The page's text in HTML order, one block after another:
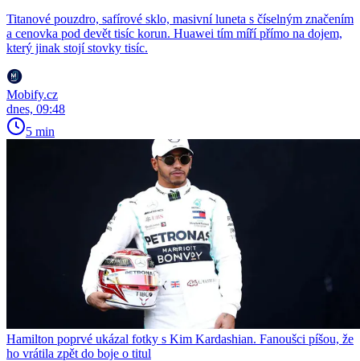
Titanové pouzdro, safírové sklo, masivní luneta s číselným značením
a cenovka pod devět tisíc korun. Huawei tím míří přímo na dojem,
který jinak stojí stovky tisíc.
Mobify.cz
dnes, 09:48
5 min
Hamilton poprvé ukázal fotky s Kim Kardashian. Fanoušci píšou, že
ho vrátila zpět do boje o titul